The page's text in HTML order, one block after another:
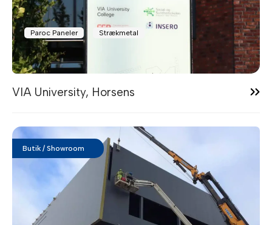
Paroc Paneler Strækmetal
14:22
VIA University, Horsens
Butik / Showroom